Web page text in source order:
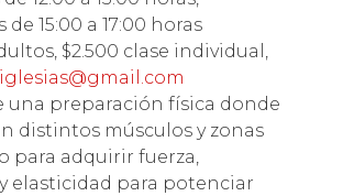
15:00 a 17:00 horas
$2.500 clase individual,
una preparación física donde
distintos músculos y zonas
para adquirir fuerza,
elasticidad para potenciar